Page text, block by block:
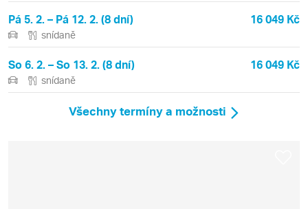
Pá 5. 2. – Pá 12. 2. (8 dní) 16 049 Kč
snídaně
So 6. 2. – So 13. 2. (8 dní) 16 049 Kč
snídaně
Všechny termíny a možnosti